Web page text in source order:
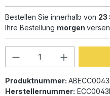
Bestellen Sie innerhalb von 23
Ihre Bestellung morgen
Produkt Anzahl:
Produktnummer:
Herstellernummer: